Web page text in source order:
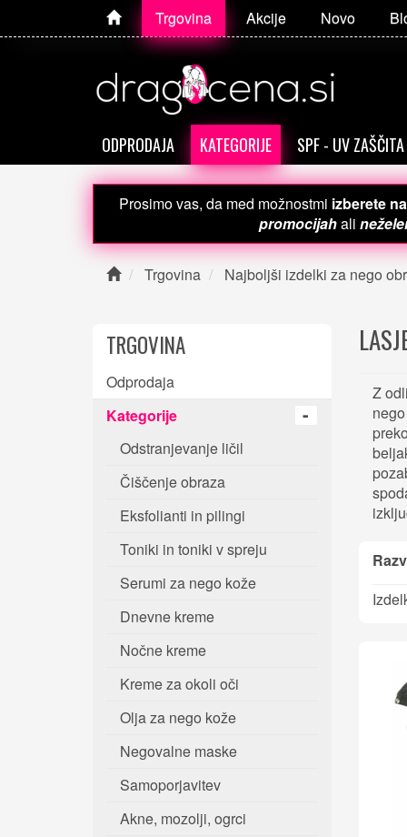
Trgovina Akcije Novo
ODPRODAJA KATEGORIJE SPF - UV ZAŠČITA
Prosimo vas, da med možnostmi izberete
promocijahali
Trgovina Najboljši izdelki za nego
TRGOVINA
Odprodaja
Kategorije
Odstranjevanje ličil
Čiščenje obraza
Eksfolianti in pilingi
Toniki in toniki v spreju
Serumi za nego kože
Dnevne kreme
Nočne kreme
Kreme za okoli oči
Olja za nego kože
Negovalne maske
Samoporjavitev
Akne, mozolji, ogrci
Z